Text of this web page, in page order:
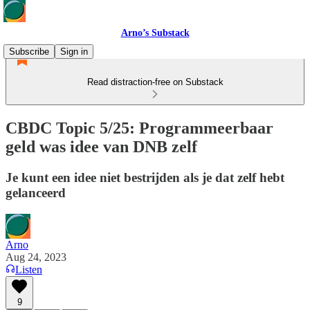
Arno’s Substack
Subscribe
Sign in
Read distraction-free on Substack
CBDC Topic 5/25: Programmeerbaar
geld was idee van DNB zelf
Je kunt een idee niet bestrijden als je dat zelf hebt
gelanceerd
Arno
Aug 24, 2023
Listen
9